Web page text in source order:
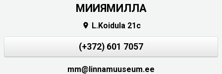
МИИЯМИЛЛА
 L.Koidula 21c
(+372) 601 7057
mm@linnamuuseum.ee